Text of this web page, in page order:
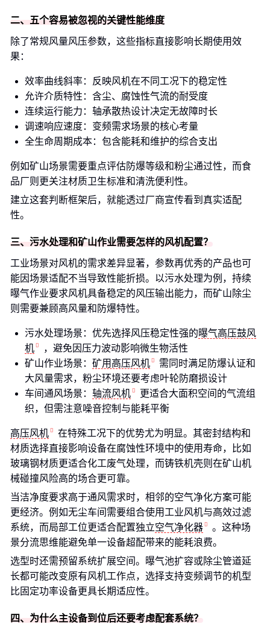
二、五个容易被忽视的关键性能维度
除了常规风量风压参数，这些指标直接影响长期使用效
果：
效率曲线斜率：反映风机在不同工况下的稳定性
允许介质特性：含尘、腐蚀性气流的耐受度
连续运行能力：轴承散热设计决定无故障时长
调速响应速度：变频需求场景的核心考量
全生命周期成本：包含能耗和维护的综合支出
例如矿山场景需要重点评估防爆等级和粉尘通过性，而食
品厂则更关注材质卫生标准和清洗便利性。
建立这套判断框架后，就能透过厂商宣传看到真实适配
性。
三、污水处理和矿山作业需要怎样的风机配置？
工业场景对风机的需求差异显著，参数再优秀的产品也可
能因场景适配不当导致性能折损。以污水处理为例，持续
曝气作业要求风机具备稳定的风压输出能力，而矿山除尘
则需要兼顾高风量和防爆特性。
污水处理场景：优先选择风压稳定性强的曝气高压鼓风
机
，避免因压力波动影响微生物活性
矿山作业场景： 矿用高压风机
需同时满足防爆认证和
大风量需求，粉尘环境还要考虑叶轮防磨损设计
车间通风场景： 轴流风机
更适合大面积空间的气流组
织，但需注意噪音控制与能耗平衡
高压风机
在特殊工况下的优势尤为明显。其密封结构和
材质选择直接影响设备在腐蚀性环境中的使用寿命，比如
玻璃钢材质更适合化工废气处理，而铸铁机壳则在矿山机
械碰撞风险高的场合更可靠。
当洁净度要求高于通风需求时，相邻的空气净化方案可能
更经济。例如无尘车间需要组合使用工业风机与高效过滤
系统，而局部工位更适合配置独立空气净化器
。这种场
景分流思维能避免单一设备超配带来的能耗浪费。
选型时还需预留系统扩展空间。曝气池扩容或除尘管道延
长都可能改变原有风机工作点，选择支持变频调节的机型
比固定功率设备更具长期适应性。
四、为什么主设备到位后还要考虑配套系统？